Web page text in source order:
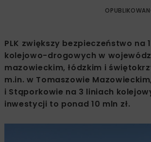
PLK zwiększy bezpieczeństwo na
kolejowo-drogowych w
mazowieckim, łódzkim i
m.in. w Tomaszowie
i Stąporkowie na 3 liniach
inwestycji to ponad 10 mln zł.